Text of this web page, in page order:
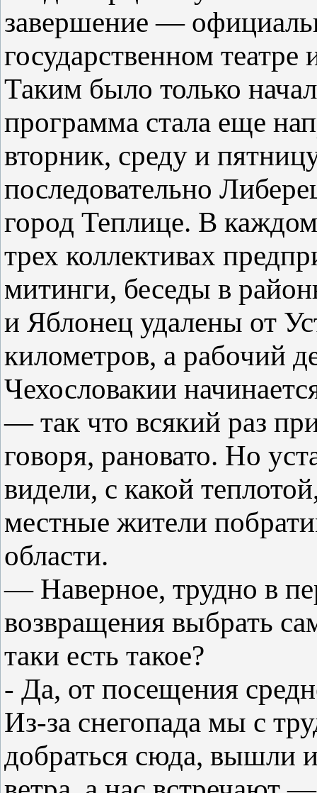
завершение —
государственном
Таким было только
программа стала еще
вторник, среду и
последовательно
город Теплице. В
трех коллективах
митинги, беседы в
и Яблонец удалены от
километров, а рабочий
Чехословакии
— так что всякий раз
говоря, рановато. Но
видели, с какой
местные жители
области.
— Наверное, трудно в
возвращения выбрать
таки есть такое?
- Да, от посещения
Из-за снегопада мы с
добраться сюда, вышли